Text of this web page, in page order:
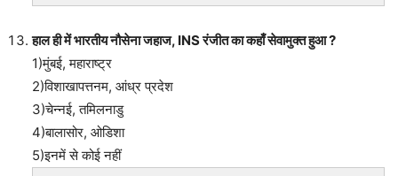
हाल ही में भारतीय नौसेना जहाज, INS रंजीत का कहाँ सेवामुक्त हुआ ?
1)मुंबई, महाराष्ट्र
2)विशाखापत्तनम, आंध्र प्रदेश
3)चेन्नई, तमिलनाडु
4)बालासोर, ओडिशा
5)इनमें से कोई नहीं